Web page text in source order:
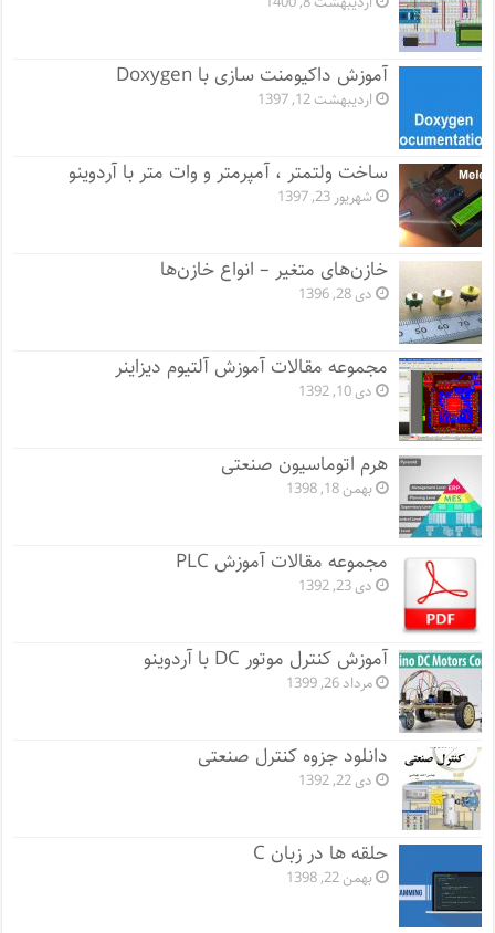
آموزش داکیومنت سازی با Doxygen
اردیبهشت 12, 1397
ساخت ولتمتر ، آمپرمتر و وات متر با آردوینو
شهریور 23, 1397
خازن‌های متغیر – انواع خازن‌ها
دی 28, 1396
مجموعه مقالات آموزش آلتیوم دیزاینر
دی 10, 1392
هرم اتوماسیون صنعتی
بهمن 18, 1398
مجموعه مقالات آموزش PLC
دی 23, 1392
آموزش کنترل موتور DC با آردوینو
مرداد 26, 1399
دانلود جزوه کنترل صنعتی
دی 22, 1392
حلقه ها در زبان C
بهمن 22, 1398